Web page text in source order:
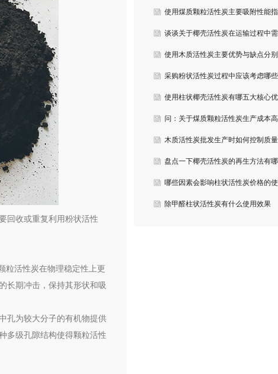
回收或重复利用粉状活性
粒活性炭在物理稳定性上更
长期冲击，保持其形状和吸
孔为较大分子的有机物提供
多级孔隙结构使得颗粒活性
使用煤质颗粒活性炭主要吸附性能指
标是什么？
谈谈关于椰壳活性炭在运输过程中需
要注意哪些事项？
使用木质活性炭主要优势与缺点分别
是什么？
采购粉状活性炭过程中应该考虑哪些
要素？
使用柱状椰壳活性炭有哪五大核心优
势？
问：关于煤质颗粒活性炭生产成本高
吗？
木质活性炭批发生产时如何控制质量
效果？
盘点一下椰壳活性炭的再生方法有哪
些？
哪些因素会影响柱状活性炭价格的使
用？
除甲醛柱状活性炭有什么使用效果